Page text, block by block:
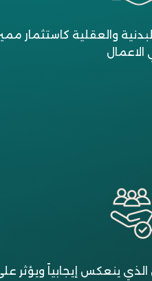
والعقلية كاستثمار
الاعمال
ينعكس إيجابياً ويؤثر